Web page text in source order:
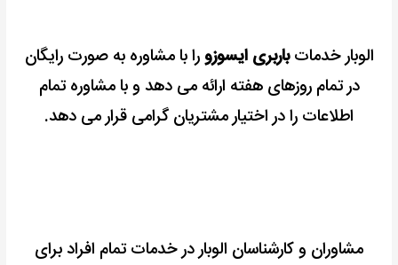
الوبار خدماتباربری ایسوزورا با مشاوره به صورت رایگان
در تمام روزهای هفته ارائه می دهد و با مشاوره تمام
اطلاعات را در اختیار مشتریان گرامی قرار می دهد.
مشاوران و کارشناسان الوبار در خدمات تمام افراد برای